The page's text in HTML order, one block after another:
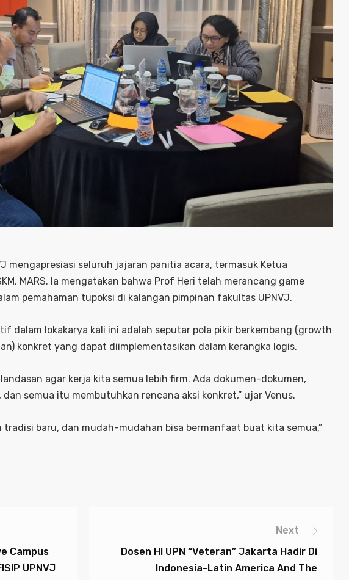
mengapresiasi seluruh jajaran panitia acara, termasuk Ketua
MARS. Ia mengatakan bahwa Prof Heri telah merancang game
pemahaman tupoksi di kalangan pimpinan fakultas UPNVJ.
dalam lokakarya kali ini adalah seputar pola pikir berkembang (growth
konkret yang dapat diimplementasikan dalam kerangka logis.
agar kerja kita semua lebih firm. Ada dokumen-dokumen,
semua itu membutuhkan rencana aksi konkret,” ujar Venus.
tradisi baru, dan mudah-mudahan bisa bermanfaat buat kita semua,”
Campus
UPNVJ
Next
Dosen HI UPN “Veteran” Jakarta Hadir Di
Indonesia-Latin America And The